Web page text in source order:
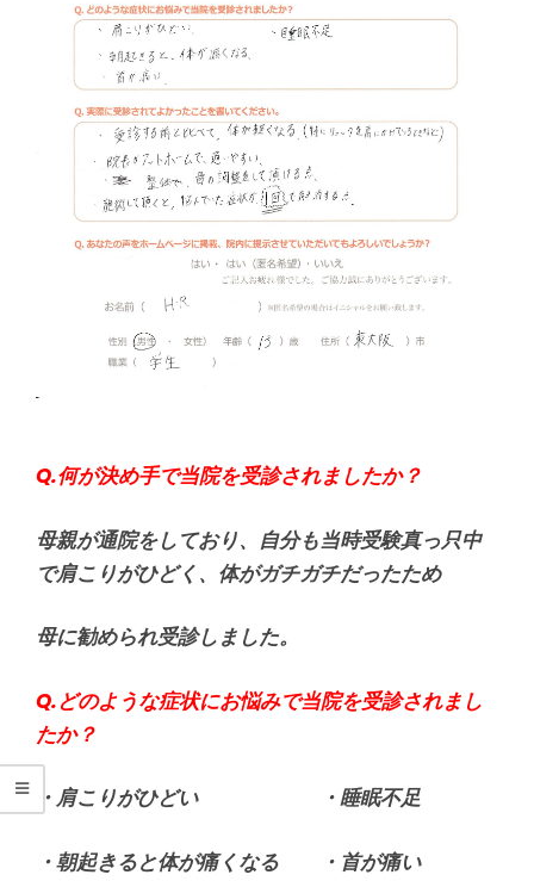
Q.何が決め手で当院を受診されましたか？
母親が通院をしており、自分も当時受験真っ只中
で肩こりがひどく、体がガチガチだったため
母に勧められ受診しました。
Q.どのような症状にお悩みで当院を受診されまし
たか？
・肩こりがひどい ・睡眠不足
・朝起きると体が痛くなる ・首が痛い